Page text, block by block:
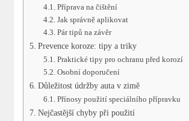
Příprava na čištění
Jak správně aplikovat
Pár tipů na závěr
Prevence koroze: tipy a triky
Praktické tipy pro ochranu před korozí
Osobní doporučení
Důležitost údržby auta v zimě
Přínosy použití speciálního přípravku
Nejčastější chyby při použití